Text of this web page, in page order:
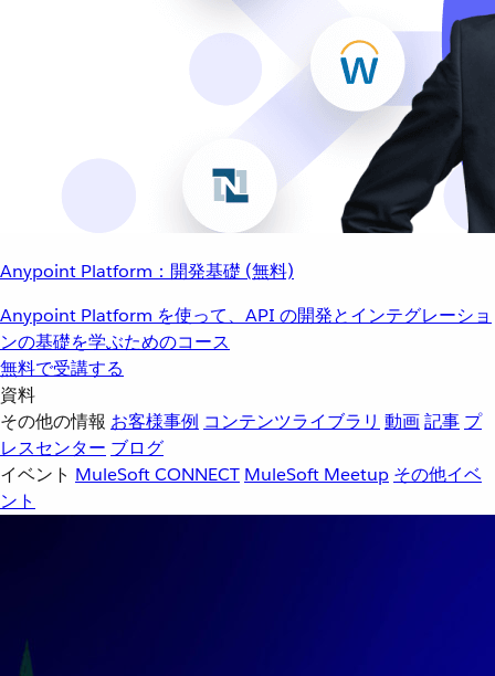
Anypoint Platform：開発基礎 (無料)
Anypoint Platform を使って、API の開発とインテグレーショ
ンの基礎を学ぶためのコース
無料で受講する
資料
その他の情報 お客様事例 コンテンツライブラリ 動画記事 プ
レスセンター ブログ
イベント MuleSoft CONNECT MuleSoft Meetup その他イベ
ント